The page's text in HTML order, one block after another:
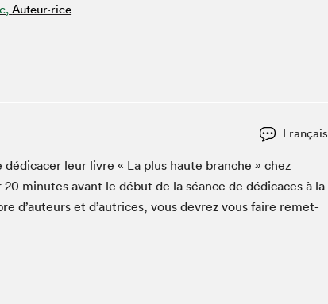
Espace ado | Lis-moi MTL
Matinées scolaires Hydro-Québec
Narra
Auteur·rice
Français
leur livre « La plus haute branche » chez
20 min­utes avant le début de la séance de dédi­caces à la
d’auteurs et d’autrices, vous devrez vous faire remet­